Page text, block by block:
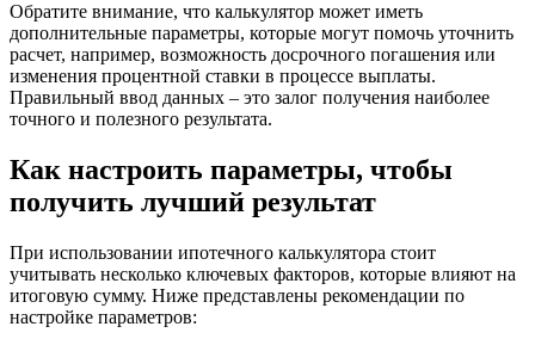
Обратите внимание, что калькулятор может иметь
дополнительные параметры, которые могут помочь уточнить
расчет, например, возможность досрочного погашения или
изменения процентной ставки в процессе выплаты.
Правильный ввод данных – это залог получения наиболее
точного и полезного результата.
Как настроить параметры, чтобы
получить лучший результат
При использовании ипотечного калькулятора стоит
учитывать несколько ключевых факторов, которые влияют на
итоговую сумму. Ниже представлены рекомендации по
настройке параметров: